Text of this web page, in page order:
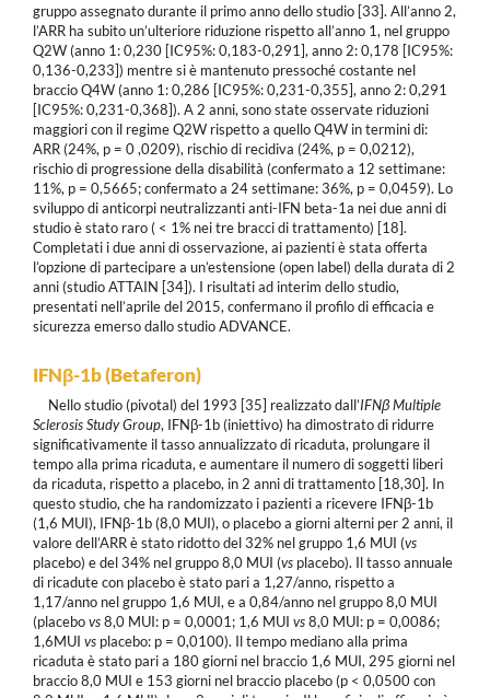
gruppo assegnato durante il primo anno dello studio [33]. All’anno 2,
l’ARR ha subito un’ulteriore riduzione rispetto all’anno 1, nel gruppo
Q2W (anno 1: 0,230 [IC95%: 0,183-0,291], anno 2: 0,178 [IC95%:
0,136-0,233]) mentre si è mantenuto pressoché costante nel
braccio Q4W (anno 1: 0,286 [IC95%: 0,231-0,355], anno 2: 0,291
[IC95%: 0,231-0,368]). A 2 anni, sono state osservate riduzioni
maggiori con il regime Q2W rispetto a quello Q4W in termini di:
ARR (24%, p = 0 ,0209), rischio di recidiva (24%, p = 0,0212),
rischio di progressione della disabilità (confermato a 12 settimane:
11%, p = 0,5665; confermato a 24 settimane: 36%, p = 0,0459). Lo
sviluppo di anticorpi neutralizzanti anti-IFN beta-1a nei due anni di
studio è stato raro ( < 1% nei tre bracci di trattamento) [18].
Completati i due anni di osservazione, ai pazienti è stata offerta
l’opzione di partecipare a un’estensione (open label) della durata di 2
anni (studio ATTAIN [34]). I risultati ad interim dello studio,
presentati nell’aprile del 2015, confermano il profilo di efficacia e
sicurezza emerso dallo studio ADVANCE.
IFNβ-1b (Betaferon)
Nello studio (pivotal) del 1993 [35] realizzato dall’IFNβ Multiple
Sclerosis Study Group, IFNβ-1b (iniettivo) ha dimostrato di ridurre
significativamente il tasso annualizzato di ricaduta, prolungare il
tempo alla prima ricaduta, e aumentare il numero di soggetti liberi
da ricaduta, rispetto a placebo, in 2 anni di trattamento [18,30]. In
questo studio, che ha randomizzato i pazienti a ricevere IFNβ-1b
(1,6 MUI), IFNβ-1b (8,0 MUI), o placebo a giorni alterni per 2 anni, il
valore dell’ARR è stato ridotto del 32% nel gruppo 1,6 MUI (vs
placebo) e del 34% nel gruppo 8,0 MUI (vs placebo). Il tasso annuale
di ricadute con placebo è stato pari a 1,27/anno, rispetto a
1,17/anno nel gruppo 1,6 MUI, e a 0,84/anno nel gruppo 8,0 MUI
(placebovs8,0 MUI: p = 0,0001; 1,6 MUI vs8,0 MUI: p = 0,0086;
1,6MUI vs placebo: p = 0,0100). Il tempo mediano alla prima
ricaduta è stato pari a 180 giorni nel braccio 1,6 MUI, 295 giorni nel
braccio 8,0 MUI e 153 giorni nel braccio placebo (p < 0,0500 con